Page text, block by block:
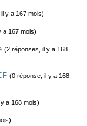
y a 167 mois)
a 167 mois)
(2 réponses, il y a 168
(0 réponse, il y a 168
a 168 mois)